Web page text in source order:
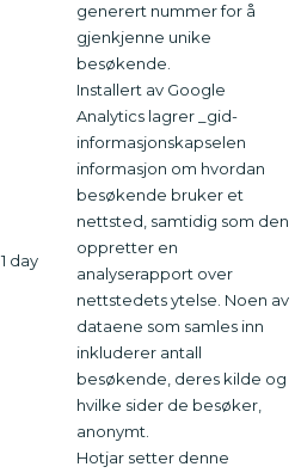
generert nummer for å
gjenkjenne unike
besøkende.
1 day
Installert av Google
Analytics lagrer _gid-
informasjonskapselen
informasjon om hvordan
besøkende bruker et
nettsted, samtidig som den
oppretter en
analyserapport over
nettstedets ytelse. Noen av
dataene som samles inn
inkluderer antall
besøkende, deres kilde og
hvilke sider de besøker,
anonymt.
Hotjar setter denne